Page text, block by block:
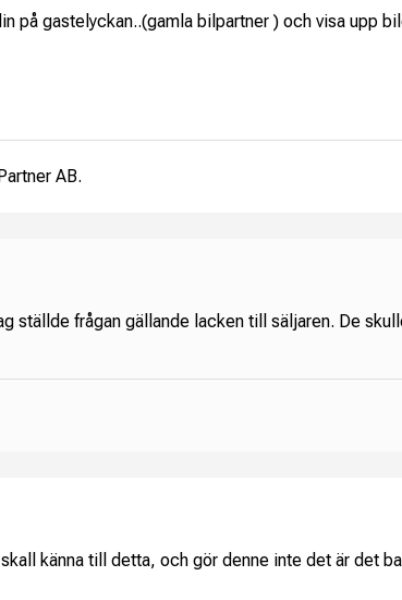
på gastelyckan..(gamla bilpartner ) och visa upp
AB.
ställde frågan gällande lacken till säljaren. De
känna till detta, och gör denne inte det är det